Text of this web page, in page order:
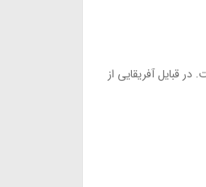
قبایل آفریقایی از